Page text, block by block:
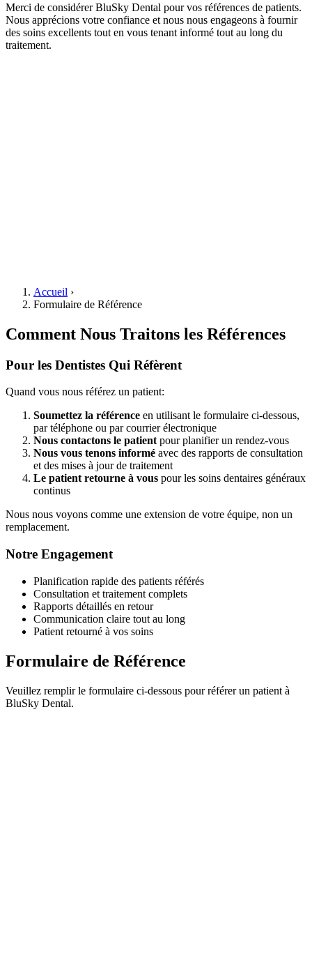
Merci de considérer BluSky Dental pour vos références de patients.
Nous apprécions votre confiance et nous nous engageons à fournir
des soins excellents tout en vous tenant informé tout au long du
traitement.
Accueil ›
Formulaire de Référence
Comment Nous Traitons les Références
Pour les Dentistes Qui Réfèrent
Quand vous nous référez un patient:
Soumettez la référence en utilisant le formulaire ci-dessous,
par téléphone ou par courrier électronique
Nous contactons le patient pour planifier un rendez-vous
Nous vous tenons informé avec des rapports de consultation
et des mises à jour de traitement
Le patient retourne à vous pour les soins dentaires généraux
continus
Nous nous voyons comme une extension de votre équipe, non un
remplacement.
Notre Engagement
Planification rapide des patients référés
Consultation et traitement complets
Rapports détaillés en retour
Communication claire tout au long
Patient retourné à vos soins
Formulaire de Référence
Veuillez remplir le formulaire ci-dessous pour référer un patient à
BluSky Dental.